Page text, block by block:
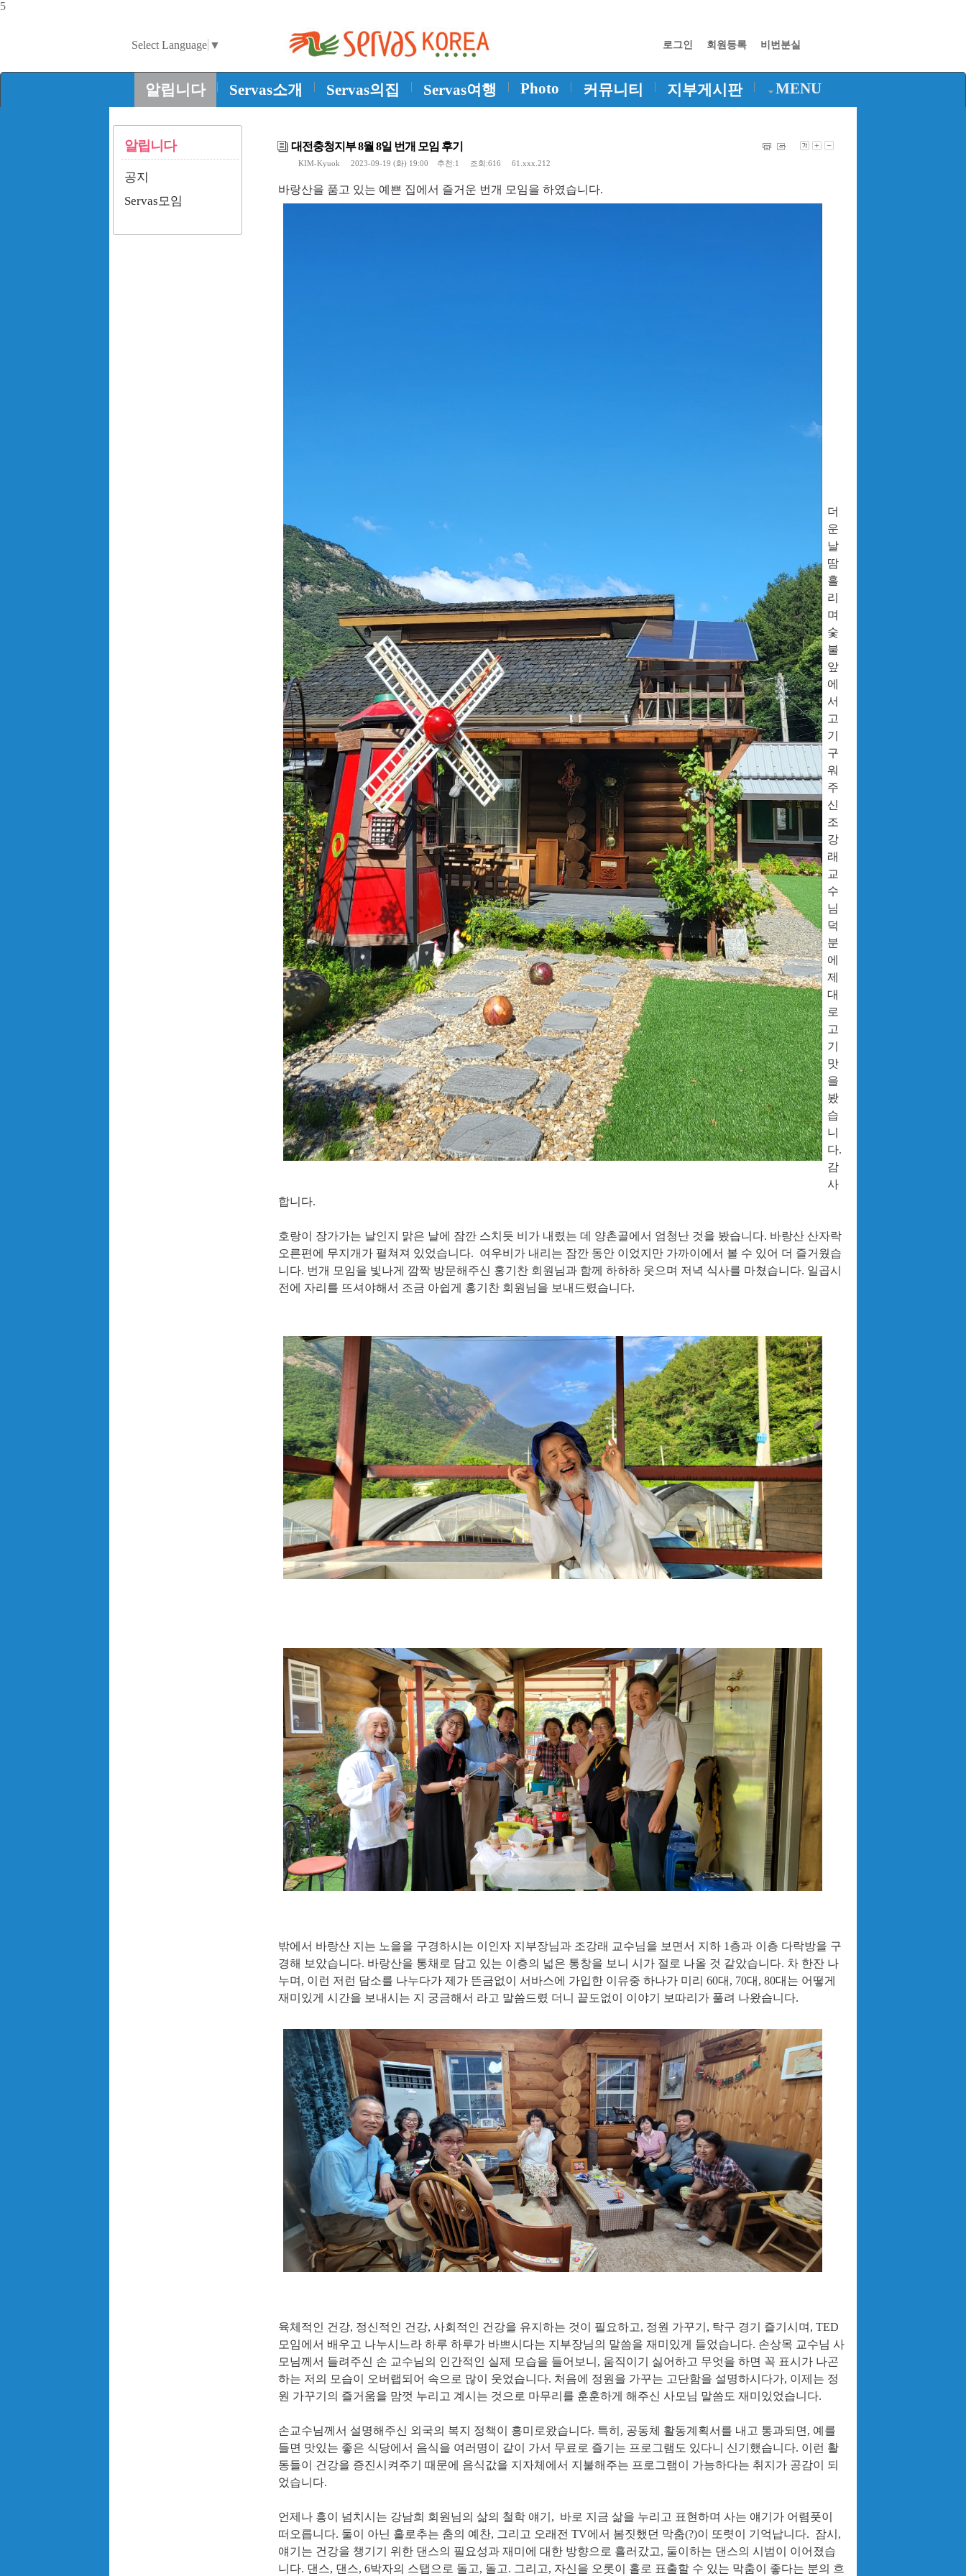
5
Select Language ▼ 로그인 회원등록 비번분실
알립니다 | Servas소개 | Servas의집 | Servas여행 | Photo | 커뮤니티 | 지부게시판 | MENU
알립니다
공지
Servas모임
대전충청지부 8월 8일 번개 모임 후기
KIM-Kyuok 2023-09-19 (화) 19:00 추천:1 조회:616 61.xxx.212
바랑산을 품고 있는 예쁜 집에서 즐거운 번개 모임을 하였습니다.
더
운
날
땀
흘
리
며
숯
불
앞
에
서
고
기
구
워
주
신
조
강
래
교
수
님
덕
분
에
제
대
로
고
기
맛
을
봤
습
니
다.
감
사
합니다.
호랑이 장가가는 날인지 맑은 날에 잠깐 스치듯 비가 내렸는 데 양촌골에서 엄청난 것을 봤습니다. 바랑산 산자락
오른편에 무지개가 펼쳐져 있었습니다. 여우비가 내리는 잠깐 동안 이었지만 가까이에서 볼 수 있어 더 즐거웠습
니다. 번개 모임을 빛나게 깜짝 방문해주신 홍기찬 회원님과 함께 하하하 웃으며 저녁 식사를 마쳤습니다. 일곱시
전에 자리를 뜨셔야해서 조금 아쉽게 홍기찬 회원님을 보내드렸습니다.
밖에서 바랑산 지는 노을을 구경하시는 이인자 지부장님과 조강래 교수님을 보면서 지하1 층과 이층 다락방을 구
경해 보았습니다. 바랑산을 통채로 담고 있는 이층의 넓은 통창을 보니 시가 절로 나올 것 같았습니다. 차 한잔 나
누며 , 이런 저런 담소를 나누다가 제가 뜬금없이 서바스에 가입한 이유중 하나가 미리 60대 , 70대 , 80대는 어떻게
재미있게 시간을 보내시는 지 궁금해서 라고 말씀드렸 더니 끝도없이 이야기 보따리가 풀려 나왔습니다.
육체적인 건강, 정신적인 건강, 사회적인 건강을 유지하는 것이 필요하고, 정원 가꾸기 , 탁구 경기 즐기시며 , TED
모임에서 배우고 나누시느라 하루 하루가 바쁘시다는 지부장님의 말씀을 재미있게 들었습니다. 손상목 교수님 사
모님께서 들려주신 손 교수님의 인간적인 실제 모습을 들어보니 , 움직이기 싫어하고 무엇을 하면 꼭 표시가 나곤
하는 저의 모습이 오버랩되어 속으로 많이 웃었습니다. 처음에 정원을 가꾸는 고단함을 설명하시다가, 이제는 정
원 가꾸기의 즐거움을 맘껏 누리고 계시는 것으로 마무리를 훈훈하게 해주신 사모님 말씀도 재미있었습니다.
손교수님께서 설명해주신 외국의 복지 정책이 흥미로왔습니다. 특히 , 공동체 활동계획서를 내고 통과되면 , 예를
들면 맛있는 좋은 식당에서 음식을 여러명이 같이 가서 무료로 즐기는 프로그램도 있다니 신기했습니다. 이런 활
동들이 건강을 증진시켜주기 때문에 음식값을 지자체에서 지불해주는 프로그램이 가능하다는 취지가 공감이 되
었습니다.
언제나 흥이 넘치시는 강남희 회원님의 삶의 철학 얘기 , 바로 지금 삶을 누리고 표현하며 사는 얘기가 어렴풋이
떠오릅니다. 둘이 아닌 홀로추는 춤의 예찬, 그리고 오래전 TV에서 봄짓했던 막춤(?)이 또렷이 기억납니다. 잠시 ,
얘기는 건강을 챙기기 위한 댄스의 필요성과 재미에 대한 방향으로 흘러갔고, 둘이하는 댄스의 시범이 이어졌습
니다. 댄스, 댄스, 6박자의 스탭으로 돌고, 돌고. 그리고, 자신을 오롯이 홀로 표출할 수 있는 막춤이 좋다는 분의 흐